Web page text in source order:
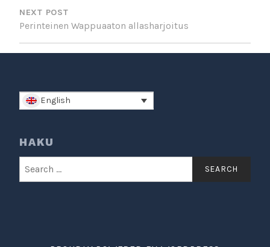
NEXT POST
Perinteinen Wappuaaton allasharjoitus
English
HAKU
for: